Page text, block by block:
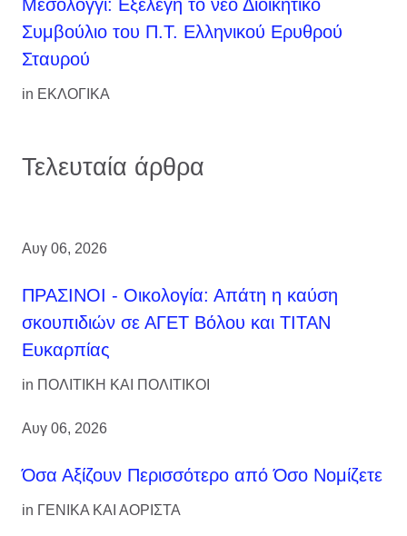
Μεσολόγγι: Εξελέγη το νέο Διοικητικό
Συμβούλιο του Π.Τ. Ελληνικού Ερυθρού
Σταυρού
in ΕΚΛΟΓΙΚΑ
Τελευταία άρθρα
Αυγ 06, 2026
ΠΡΑΣΙΝΟΙ - Οικολογία: Απάτη η καύση
σκουπιδιών σε ΑΓΕΤ Βόλου και ΤΙΤΑΝ
Ευκαρπίας
in ΠΟΛΙΤΙΚΗ ΚΑΙ ΠΟΛΙΤΙΚΟΙ
Αυγ 06, 2026
Όσα Αξίζουν Περισσότερο από Όσο Νομίζετε
in ΓΕΝΙΚΑ ΚΑΙ ΑΟΡΙΣΤΑ